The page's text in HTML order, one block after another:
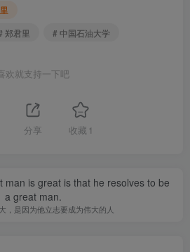
郑君里 # 中国石油大学
欢就支持一下吧
分享 收藏 1
man is great is that he resolves to be
a great man.
，是因为他立志要成为伟大的人